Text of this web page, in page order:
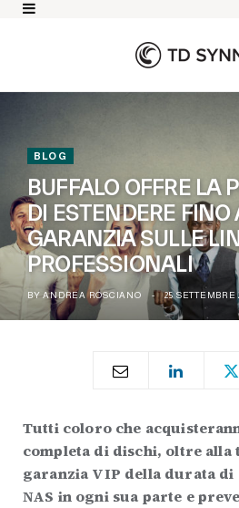
BLOG
BUFFALO OFFRE LA
DI ESTENDERE FINO
GARANZIA SULLE
PROFESSIONALI
BY ANDREA ROSCIANO 25 SETTEMBRE
Tutti coloro che
completa di dischi, oltre alla
garanzia VIP della durata di
NAS in ogni sua parte e